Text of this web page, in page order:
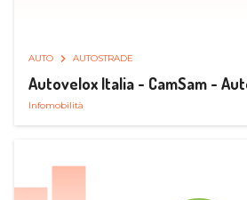
AUTO AUTOSTRADE
Autovelox Italia - CamSam -
Infomobilità